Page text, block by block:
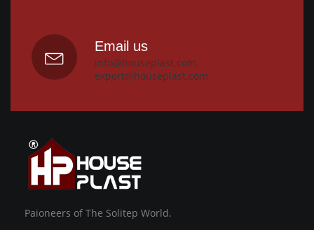
Email us
info@houseplast.com
export@houseplast.com
Paioneers of The Solitep World.